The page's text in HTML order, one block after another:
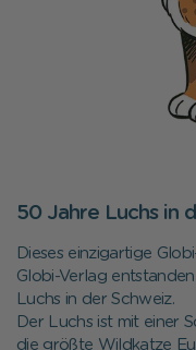
50 Jahre Luchs in
Dieses einzigartige
Globi-Verlag
Luchs in der Schweiz.
Der Luchs ist mit einer
die größte Wildkatze